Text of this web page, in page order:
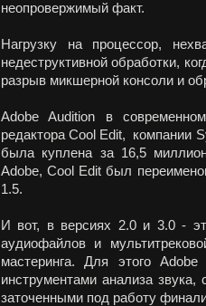
неопровержимый факт.
Нагрузку на процессор,
недеструктивной обработки,
разрыв микшерной консоли и
Adobe Audition в
редактора Cool Edit, компании
была куплена за 16,5
Adobe, Cool Edit был
1.5.
И вот, в версиях 2.0 и 3.0 -
аудиофайлов и
мастеринга. Для этого
инструментами анализа
заточенными под работу